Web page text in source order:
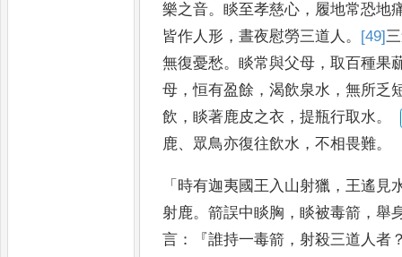
樂之音。睒至孝慈心 ， 履地常恐地
皆作人形 ，晝夜慰勞三道人 。 [49]
無復憂愁。睒常與父母 ，取百種果
母 ，恒有盈餘 ，渴飲泉水 ，無所乏
飲 ，睒著鹿皮之衣 ，提瓶行取水。
鹿、 眾鳥亦復往飲水 ，不相畏難。
「 時有迦夷國王入山射獵 ，王遙見
射鹿。箭誤中睒胸 ，睒被毒箭 ，舉
言 ：『誰持一毒箭 ，射殺三道人者